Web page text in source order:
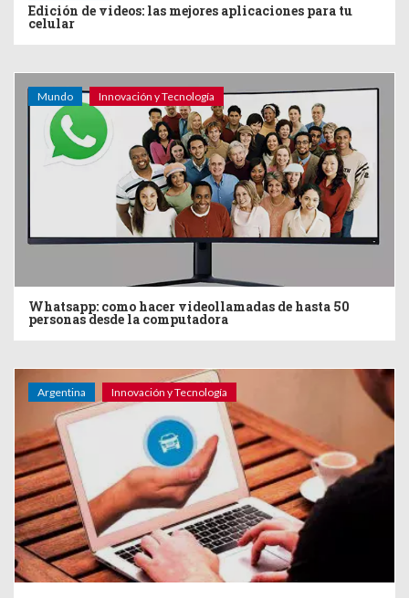
Edición de videos: las mejores aplicaciones para tu
celular
Mundo Innovación y Tecnología
Whatsapp: como hacer videollamadas de hasta 50
personas desde la computadora
Argentina Innovación y Tecnología